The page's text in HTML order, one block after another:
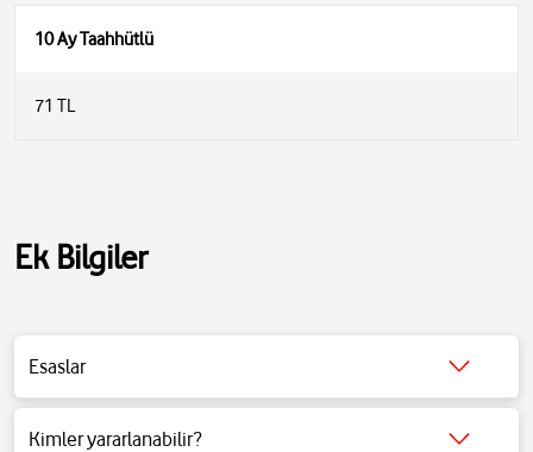
10 Ay Taahhütlü
71 TL
Ek Bilgiler
Esaslar
Detaylı bilgi içintıklayınız.
Kimler yararlanabilir?